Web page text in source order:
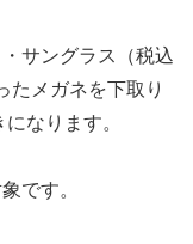
サングラス（税込
たメガネを下取り
なります。
です。